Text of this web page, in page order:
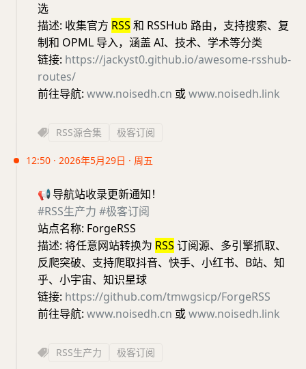
选
描述: 收集官方 RSS 和 RSSHub 路由，支持搜索、复
制和 OPML 导入，涵盖 AI、技术、学术等分类
链接: https://jackyst0.github.io/awesome-rsshub-
routes/
前往导航: www.noisedh.cn 或www.noisedh.link
RSS源合集 极客订阅
12:50 · 2026年5月29日 · 周五
📢导航站收录更新通知！
#RSS生产力 #极客订阅
站点名称: ForgeRSS
描述: 将任意网站转换为 RSS 订阅源、多引擎抓取、
反爬突破、支持爬取抖音、快手、小红书、B站、知
乎、小宇宙、知识星球
链接: https://github.com/tmwgsicp/ForgeRSS
前往导航: www.noisedh.cn 或www.noisedh.link
RSS生产力 极客订阅